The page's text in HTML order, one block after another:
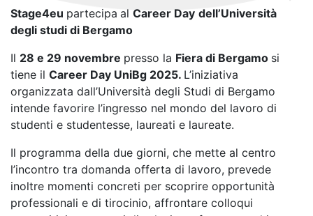
Stage4eu partecipa al Career Day dell’Università
degli studi di Bergamo
Il 28 e 29 novembre presso la Fiera di Bergamo si
tiene il Career Day UniBg 2025. L’iniziativa
organizzata dall’Università degli Studi di Bergamo
intende favorire l’ingresso nel mondo del lavoro di
studenti e studentesse, laureati e laureate.
Il programma della due giorni, che mette al centro
l’incontro tra domanda offerta di lavoro, prevede
inoltre momenti concreti per scoprire opportunità
professionali e di tirocinio, affrontare colloqui